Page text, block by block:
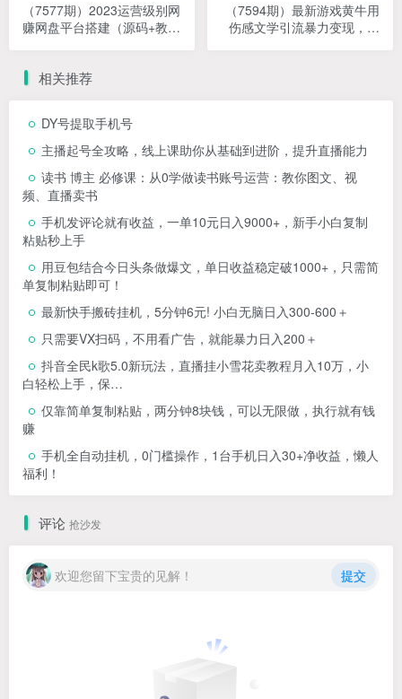
（7577期）2023运营级别网
赚网盘平台搭建（源码+教
（7594期）最新游戏黄牛用
伤感文学引流暴力变现，日
相关推荐
DY号提取手机号
主播起号全攻略，线上课助你从基础到进阶，提升直播能力
读书 博主 必修课：从0学做读书账号运营：教你图文、视
频、直播卖书
手机发评论就有收益，一单10元日入9000+，新手小白复制
粘贴秒上手
用豆包结合今日头条做爆文，单日收益稳定破1000+，只需简
单复制粘贴即可！
最新快手搬砖挂机，5分钟6元! 小白无脑日入300-600＋
只需要VX扫码，不用看广告，就能暴力日入200＋
抖音全民k歌5.0新玩法，直播挂小雪花卖教程月入10万，小
白轻松上手，保…
仅靠简单复制粘贴，两分钟8块钱，可以无限做，执行就有钱
赚
手机全自动挂机，0门槛操作，1台手机日入30+净收益，懒人
福利！
评论 抢沙发
欢迎您留下宝贵的见解！ 提交